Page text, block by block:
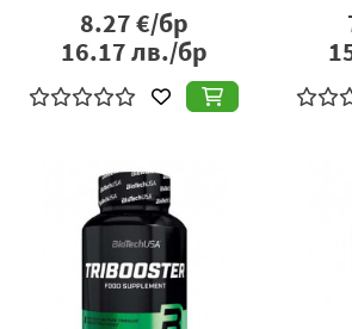
8.27€/бр
16.17лв./бр